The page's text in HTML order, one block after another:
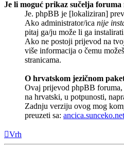
Je li moguć prikaz sučelja
Je. phpBB je [lokaliziran]
Ako administrator/ica nije
pitaj ga/ju može li ga
Ako ne postoji prijevod na
više informacija o čemu
stranicama.
O hrvatskom jezičnom
Ovaj prijevod phpBB
na hrvatski, u potpunosti,
Zadnju verziju ovog mog
preuzeti sa: ancica.sunceko.net
Vrh